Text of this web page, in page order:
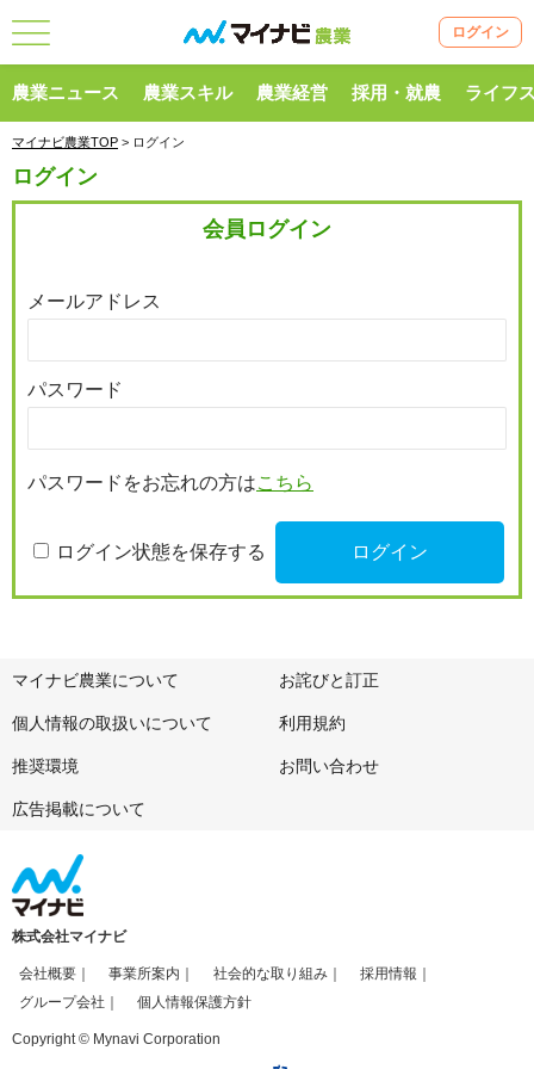
ログイン
農業ニュース 農業スキル 農業経営 採用・就農 ライフ
マイナビ農業TOP > ログイン
ログイン
会員ログイン
メールアドレス
パスワード
パスワードをお忘れの方はこちら
ログイン状態を保存する
マイナビ農業について お詫びと訂正
個人情報の取扱いについて 利用規約
推奨環境 お問い合わせ
広告掲載について
株式会社マイナビ
会社概要 事業所案内 社会的な取り組み
採用情報
グループ会社
個人情報保護方針
Copyright © Mynavi Corporation